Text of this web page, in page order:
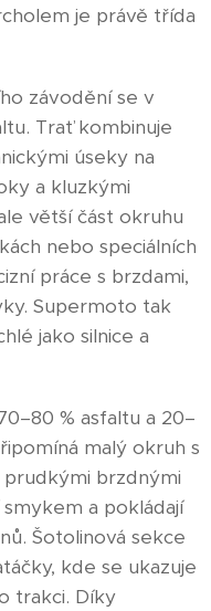
je právě třída
závodění se v
Trať kombinuje
úseky na
a kluzkými
větší část okruhu
nebo speciálních
práce s brzdami,
Supermoto tak
jako silnice a
% asfaltu a 20–
malý okruh s
prudkými brzdnými
a pokládají
Šotolinová sekce
kde se ukazuje
trakci. Díky